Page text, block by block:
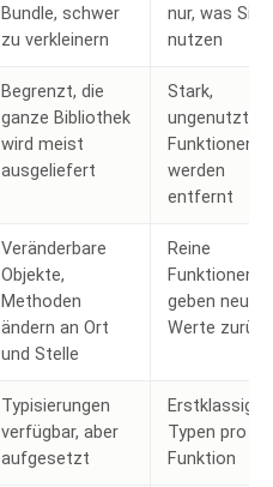
Bundle, schwer
zu verkleinern
nur, was Sie
nutzen
Begrenzt, die
ganze Bibliothek
wird meist
ausgeliefert
Stark,
ungenutzte
Funktionen
werden
entfernt
Veränderbare
Objekte,
Methoden
ändern an Ort
und Stelle
Reine
Funktionen
geben neue
Werte zurück
Typisierungen
verfügbar, aber
aufgesetzt
Erstklassige
Typen pro
Funktion